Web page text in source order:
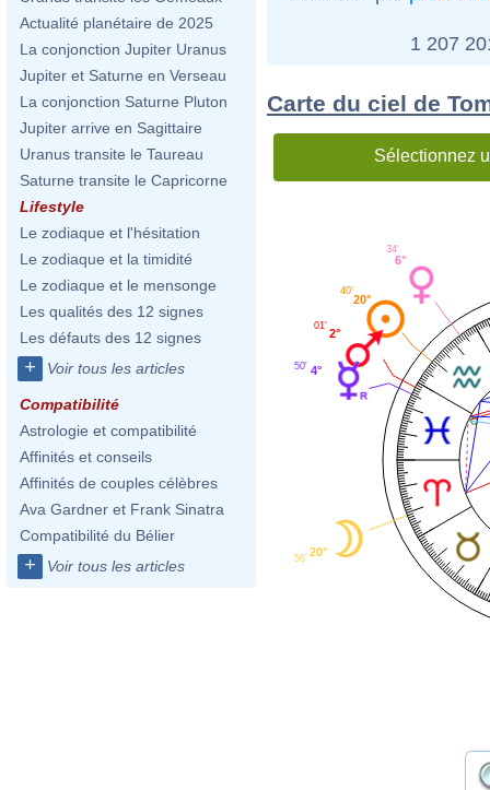
Actualité planétaire de 2025
La conjonction Jupiter Uranus
Jupiter et Saturne en Verseau
La conjonction Saturne Pluton
Jupiter arrive en Sagittaire
Uranus transite le Taureau
Saturne transite le Capricorne
Lifestyle
Le zodiaque et l'hésitation
Le zodiaque et la timidité
Le zodiaque et le mensonge
Les qualités des 12 signes
Les défauts des 12 signes
+ Voir tous les articles
Compatibilité
Astrologie et compatibilité
Affinités et conseils
Affinités de couples célèbres
Ava Gardner et Frank Sinatra
Compatibilité du Bélier
+ Voir tous les articles
1 207
Carte du ciel de
Sélectionnez
6°
34'
20°
40'
2°
01'
4°
50'
20°
56'